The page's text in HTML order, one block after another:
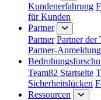
Kundenerfahrung
für Kunden
Partner
Partner Partner
Partner-Anmeldung
Team82 Startseite
Sicherheitslücken
Ressourcen